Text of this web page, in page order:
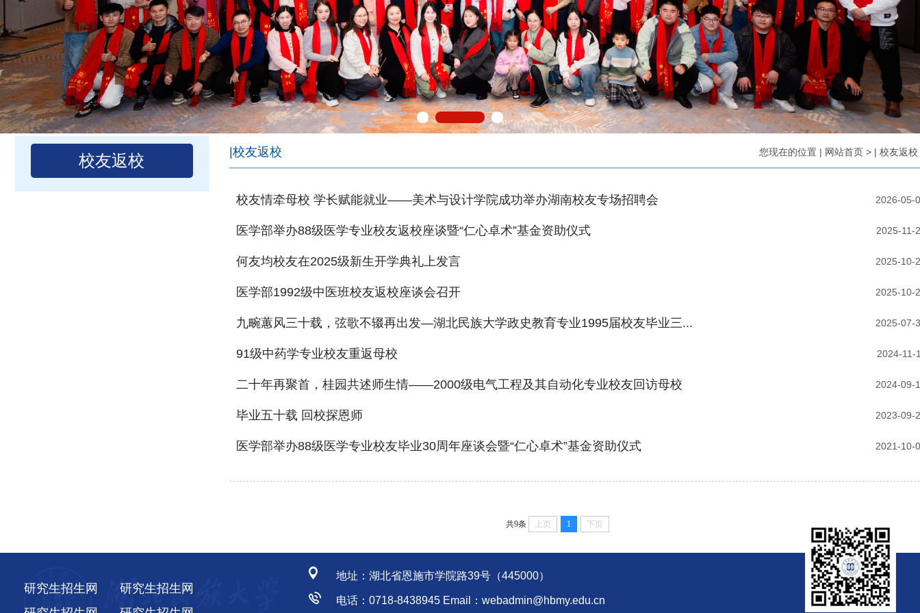
校友返校 |校友返校 您现在的位置 | 网站首页 > | 校友返校
校友情牵母校 学长赋能就业——美术与设计学院成功举办湖南校友专场招聘会 2026-05-
医学部举办88级医学专业校友返校座谈暨“仁心卓术”基金资助仪式 2025-11-
何友均校友在2025级新生开学典礼上发言 2025-10-
医学部1992级中医班校友返校座谈会召开 2025-10-
九畹蕙风三十载，弦歌不辍再出发—湖北民族大学政史教育专业1995届校友毕业三... 2025-07-
91级中药学专业校友重返母校 2024-11-
二十年再聚首，桂园共述师生情——2000级电气工程及其自动化专业校友回访母校 2024-09-
毕业五十载 回校探恩师 2023-09-
医学部举办88级医学专业校友毕业30周年座谈会暨“仁心卓术”基金资助仪式 2021-10-
共9条 上页 1 下页
研究生招生网
研究生招生网
地址：湖北省恩施市学院路39号（445000）
电话：0718-8438945 Email：webadmin@hbmy.edu.cn